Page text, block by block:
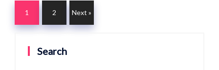
1 2 Next »
Search